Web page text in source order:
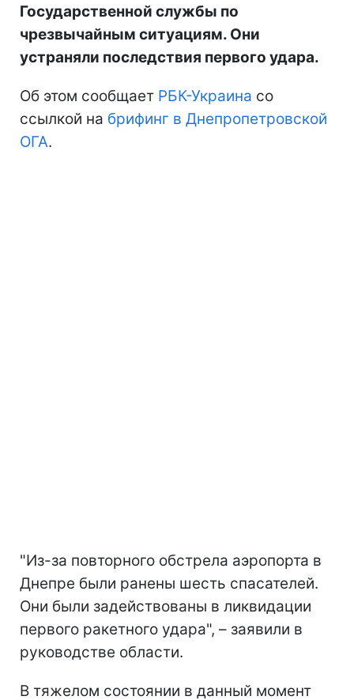
Государственной службы по
чрезвычайным ситуациям. Они
устраняли последствия первого удара.
Об этом сообщает РБК-Украина со
ссылкой на брифинг в Днепропетровской
ОГА.
"Из-за повторного обстрела аэропорта в
Днепре были ранены шесть спасателей.
Они были задействованы в ликвидации
первого ракетного удара", – заявили в
руководстве области.
В тяжелом состоянии в данный момент